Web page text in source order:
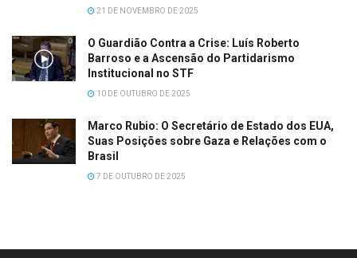
21 DE NOVEMBRO DE 2025
O Guardião Contra a Crise: Luís Roberto
Barroso e a Ascensão do Partidarismo
Institucional no STF
10 DE OUTUBRO DE 2025
Marco Rubio: O Secretário de Estado dos EUA,
Suas Posições sobre Gaza e Relações com o
Brasil
7 DE OUTUBRO DE 2025